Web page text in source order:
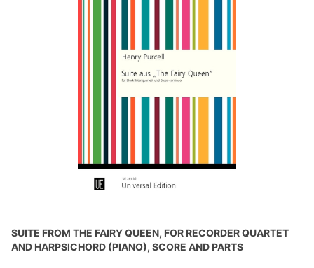
SUITE FROM THE FAIRY QUEEN, FOR RECORDER QUARTET
AND HARPSICHORD (PIANO), SCORE AND PARTS